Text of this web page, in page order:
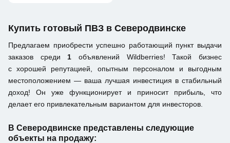
Купить готовый ПВЗ в Северодвинске
Предлагаем приобрести успешно работающий пункт выдачи
заказов среди 1 объявлений Wildberries! Такой бизнес
с хорошей репутацией, опытным персоналом и выгодным
местоположением — ваша лучшая инвестиция в стабильный
доход! Он уже функционирует и приносит прибыль, что
делает его привлекательным вариантом для инвесторов.
В Северодвинске представлены следующие
объекты на продажу: